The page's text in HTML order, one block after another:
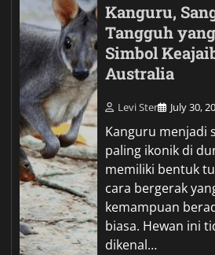
Kanguru,
Tangguh
Simbol
Australia
Levi Ster July 30,
Kanguru menjadi
paling ikonik di
memiliki bentuk
cara bergerak
kemampuan
biasa. Hewan ini
dikenal…